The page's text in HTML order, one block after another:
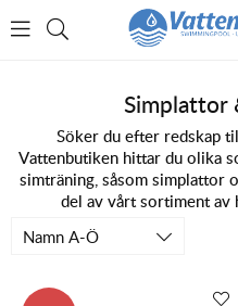
Simplattor
Söker du efter redskap
Vattenbutiken hittar du olika
simträning, såsom simplattor
del av vårt sortiment av
Namn A-Ö